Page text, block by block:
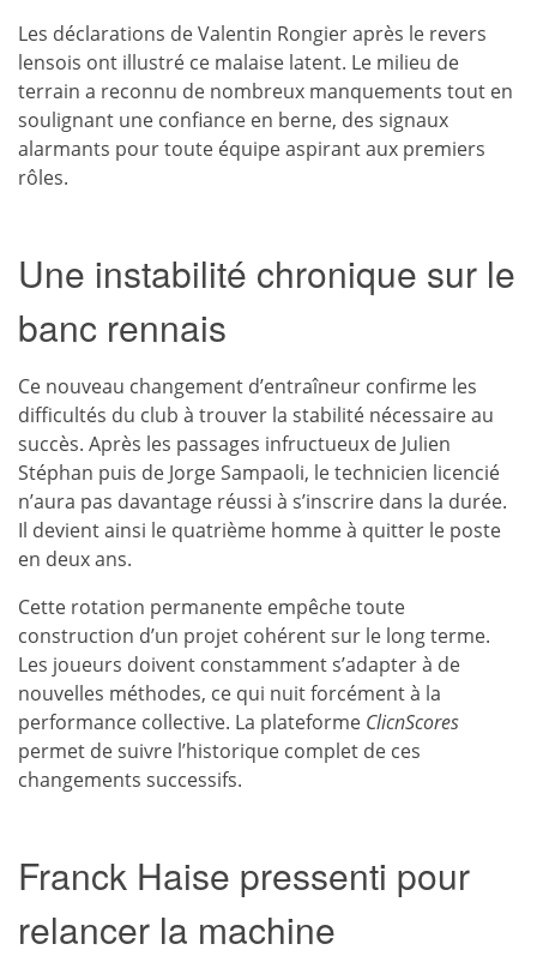
Les déclarations de Valentin Rongier après le revers
lensois ont illustré ce malaise latent. Le milieu de
terrain a reconnu de nombreux manquements tout en
soulignant une confiance en berne, des signaux
alarmants pour toute équipe aspirant aux premiers
rôles.
Une instabilité chronique sur le
banc rennais
Ce nouveau changement d’entraîneur confirme les
difficultés du club à trouver la stabilité nécessaire au
succès. Après les passages infructueux de Julien
Stéphan puis de Jorge Sampaoli, le technicien licencié
n’aura pas davantage réussi à s’inscrire dans la durée.
Il devient ainsi le quatrième homme à quitter le poste
en deux ans.
Cette rotation permanente empêche toute
construction d’un projet cohérent sur le long terme.
Les joueurs doivent constamment s’adapter à de
nouvelles méthodes, ce qui nuit forcément à la
performance collective. La plateforme ClicnScores
permet de suivre l’historique complet de ces
changements successifs.
Franck Haise pressenti pour
relancer la machine